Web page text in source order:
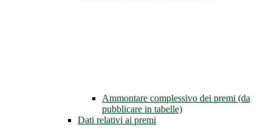
Ammontare complessivo dei premi (da
pubblicare in tabelle)
Dati relativi ai premi